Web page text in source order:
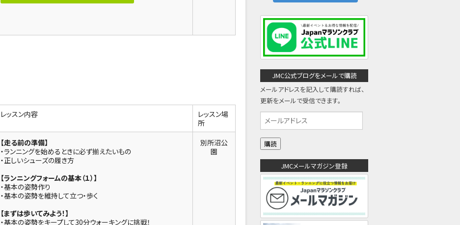
レッスン内容
レッスン場
所
【走る前の準備】
・ランニングを始めるときに必ず揃えたいもの
・正しいシューズの履き方
【ランニングフォームの基本（１）】
・基本の姿勢作り
・基本の姿勢を維持して立つ・歩く
【まずは歩いてみよう！】
・基本の姿勢をキープして30分ウォーキングに挑戦！
別所沼公
園
JMC公式ブログをメールで購読
メールアドレスを記入して購読すれば、
更新をメールで受信できます。
ー
ル
ア
ド
レ
JMCメールマガジン登録